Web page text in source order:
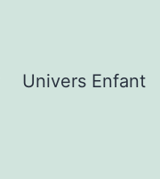
Univers Enfant